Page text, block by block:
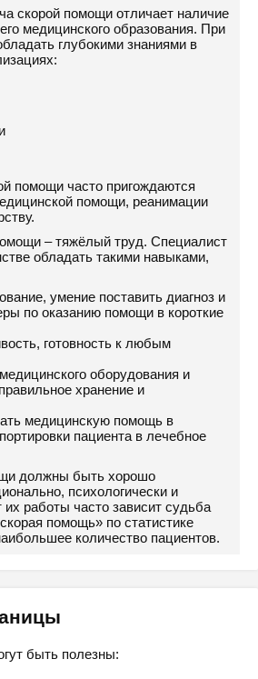
скорой помощи отличает наличие
медицинского образования. При
глубокими знаниями в
помощи часто пригождаются
помощи, реанимации
– тяжёлый труд. Специалист
обладать такими навыками,
умение поставить диагноз и
по оказанию помощи в короткие
готовность к любым
оборудования и
хранение и
медицинскую помощь в
пациента в лечебное
должны быть хорошо
психологически и
работы часто зависит судьба
помощь» по статистике
количество пациентов.
быть полезны: